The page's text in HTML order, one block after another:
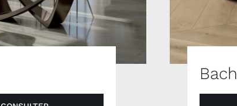
Bach